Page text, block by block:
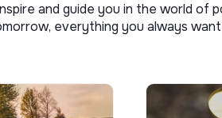
and guide you in the world of
everything you always